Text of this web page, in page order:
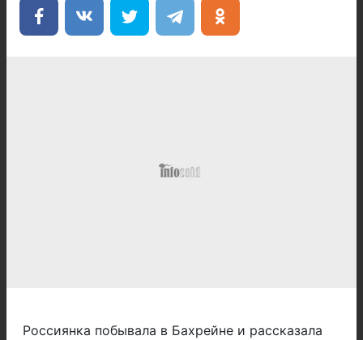
Россиянка побывала в Бахрейне и рассказала